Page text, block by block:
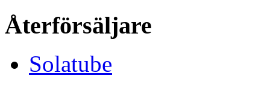
Återförsäljare
Solatube